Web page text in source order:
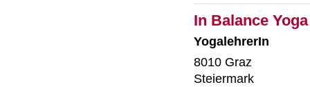
In Balance
YogalehrerIn
8010 Graz
Steiermark